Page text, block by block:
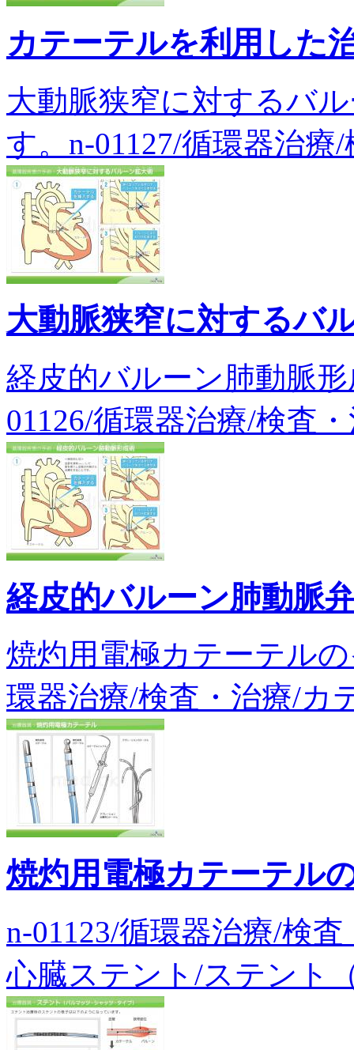
カテーテルを利用した
大動脈狭窄に対するバ
す。n-01127/循環器治
大動脈狭窄に対するバ
経皮的バルーン肺動脈
01126/循環器治療/検査
経皮的バルーン肺動脈
焼灼用電極カテーテル
環器治療/検査・治療/カ
焼灼用電極カテーテル
n-01123/循環器治療/検
心臓ステント/ステント